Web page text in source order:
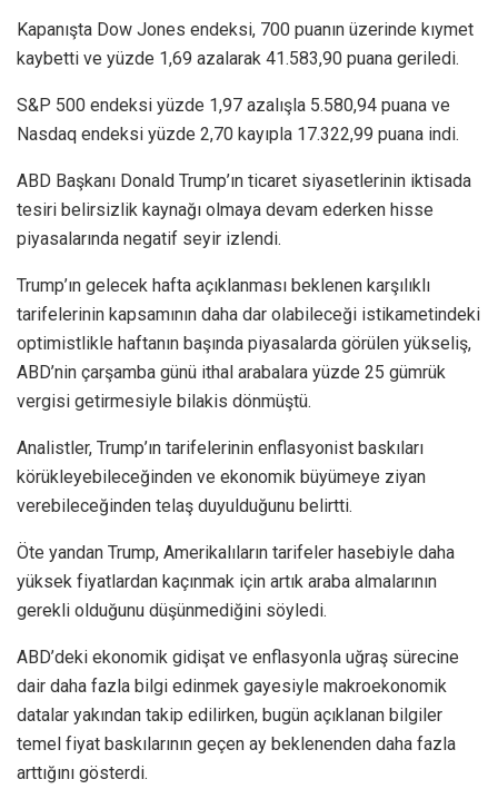
Kapanışta Dow Jones endeksi, 700 puanın üzerinde kıymet
kaybetti ve yüzde 1,69 azalarak 41.583,90 puana geriledi.
S&P 500 endeksi yüzde 1,97 azalışla 5.580,94 puana ve
Nasdaq endeksi yüzde 2,70 kayıpla 17.322,99 puana indi.
ABD Başkanı Donald Trump’ın ticaret siyasetlerinin iktisada
tesiri belirsizlik kaynağı olmaya devam ederken hisse
piyasalarında negatif seyir izlendi.
Trump’ın gelecek hafta açıklanması beklenen karşılıklı
tarifelerinin kapsamının daha dar olabileceği istikametindeki
optimistlikle haftanın başında piyasalarda görülen yükseliş,
ABD’nin çarşamba günü ithal arabalara yüzde 25 gümrük
vergisi getirmesiyle bilakis dönmüştü.
Analistler, Trump’ın tarifelerinin enflasyonist baskıları
körükleyebileceğinden ve ekonomik büyümeye ziyan
verebileceğinden telaş duyulduğunu belirtti.
Öte yandan Trump, Amerikalıların tarifeler hasebiyle daha
yüksek fiyatlardan kaçınmak için artık araba almalarının
gerekli olduğunu düşünmediğini söyledi.
ABD’deki ekonomik gidişat ve enflasyonla uğraş sürecine
dair daha fazla bilgi edinmek gayesiyle makroekonomik
datalar yakından takip edilirken, bugün açıklanan bilgiler
temel fiyat baskılarının geçen ay beklenenden daha fazla
arttığını gösterdi.